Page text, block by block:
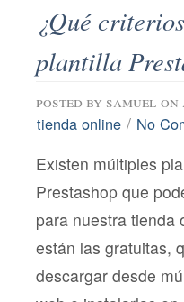
¿Qué
plantilla
posted by samuel on
tienda online / No
Existen múltiples
Prestashop que
para nuestra tienda
están las gratuitas,
descargar desde